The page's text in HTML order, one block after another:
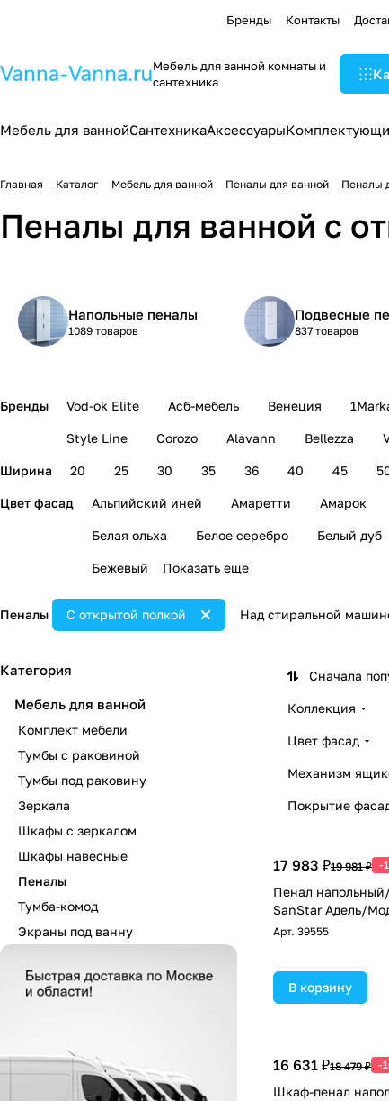
Бренды Контакты
Мебель для ванной комнаты и
сантехника
Мебель для ваннойСантехникаАксессуары
Главная Каталог Мебель для ванной Пеналы для ванной Пеналы
Пеналы для ванной с
Напольные пеналы
1089 товаров
Подвесные
837 товаров
Бренды Vod-ok Elite Асб-мебель Венеция
Style Line Corozo Alavann Bellezza
Ширина 20 25 30 35 36 40 45
Цвет фасад Альпийский иней Амаретти Амарок
Белая ольха Белое серебро Белый дуб
Бежевый Показать еще
Пеналы Над стиральной
С открытой полкой
Сначала
Коллекция
Цвет фасад
Механизм
Покрытие
17 983 ₽19 981 ₽ -
Пенал
SanStar Адель/
Арт. 39555
В корзину
16 631 ₽18 479 ₽ -
Шкаф-пенал
Категория
Мебель для ванной
Комплект мебели
Тумбы с раковиной
Тумбы под раковину
Зеркала
Шкафы с зеркалом
Шкафы навесные
Пеналы
Тумба-комод
Экраны под ванну